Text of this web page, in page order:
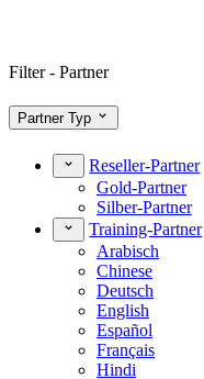
Filter - Partner
Partner Typ
Reseller-Partner
Gold-Partner
Silber-Partner
Training-Partner
Arabisch
Chinese
Deutsch
English
Español
Français
Hindi